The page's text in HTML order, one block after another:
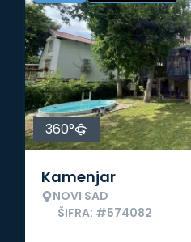
360°
Kamenjar
NOVI SAD
ŠIFRA: #574082